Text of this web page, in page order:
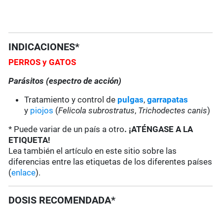
INDICACIONES*
PERROS y GATOS
Parásitos (espectro de acción)
Tratamiento y control de pulgas,garrapatas
y piojos (Felicola subrostratus, Trichodectes canis)
* Puede variar de un país a otro. ¡ATÉNGASE A LA
ETIQUETA!
Lea también el artículo en este sitio sobre las
diferencias entre las etiquetas de los diferentes países
(enlace).
DOSIS RECOMENDADA*